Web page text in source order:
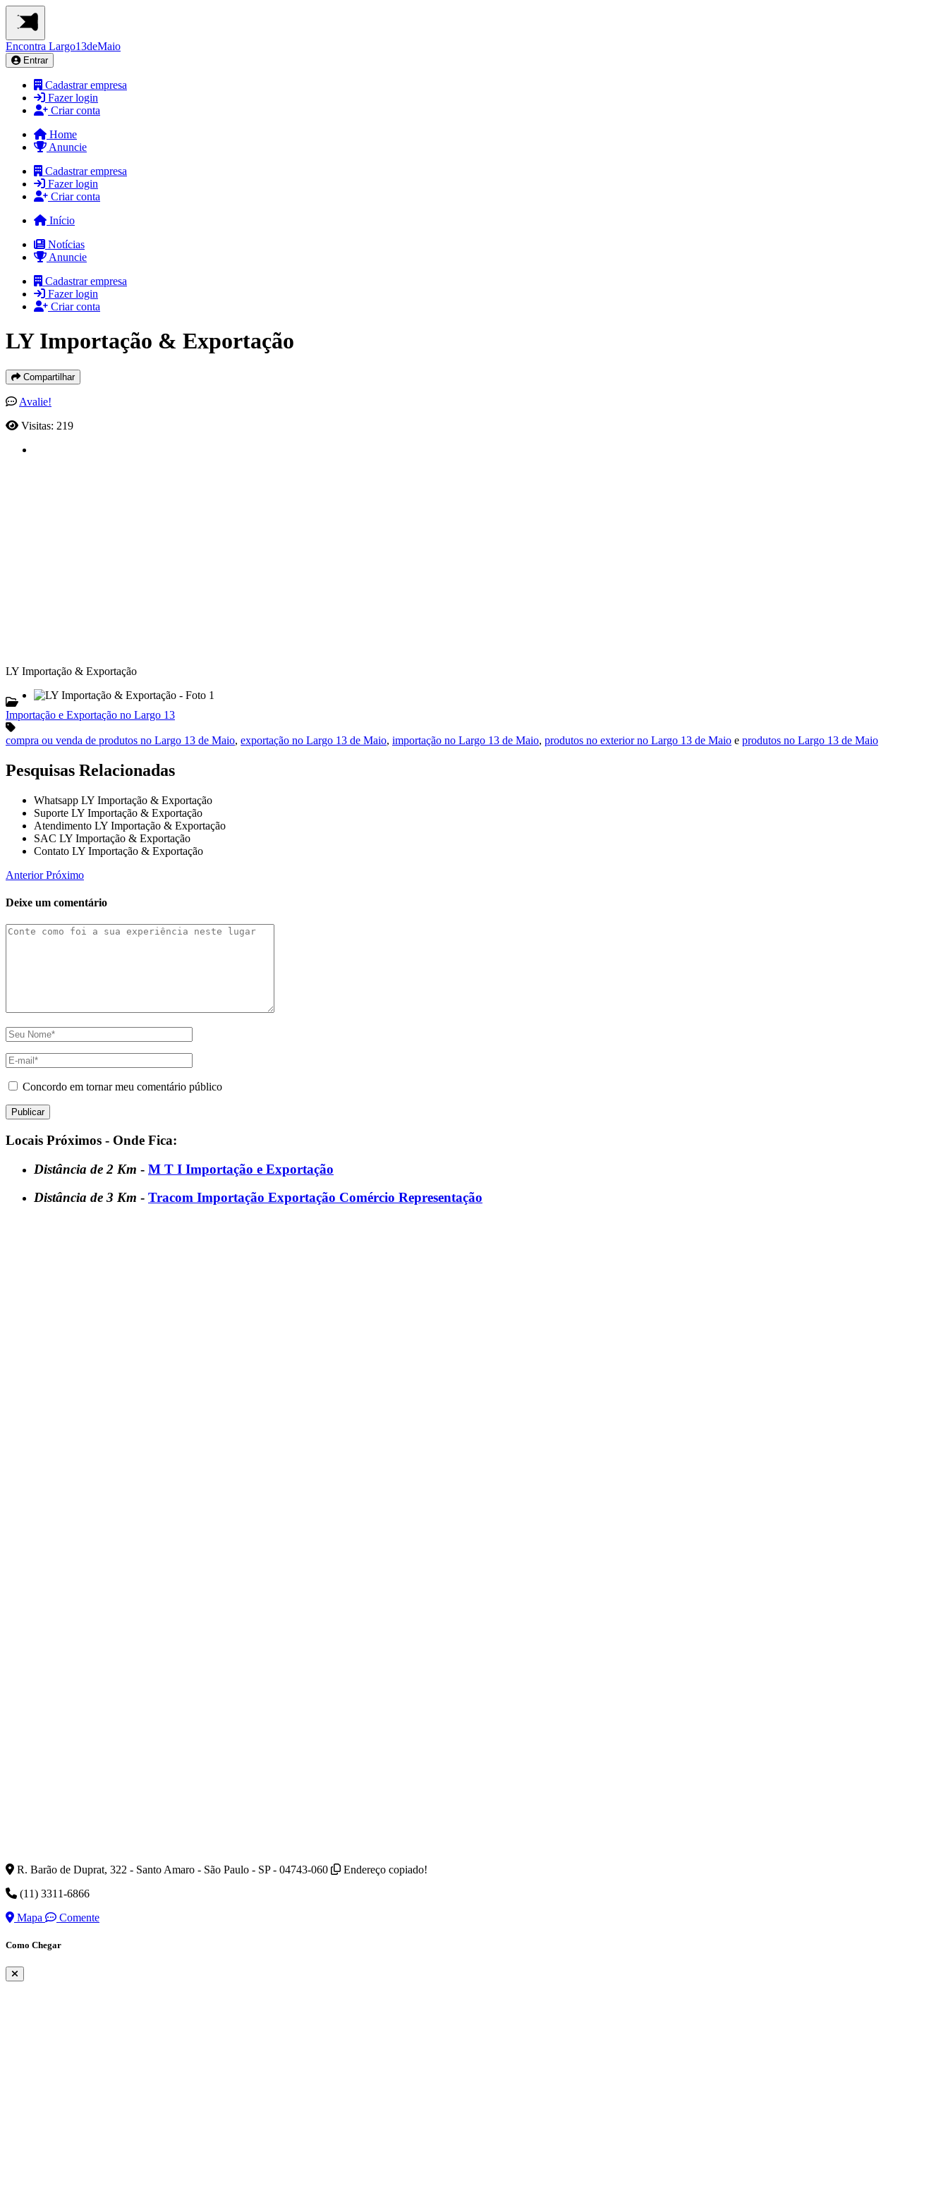
Encontra Largo13deMaio
Entrar
Cadastrar empresa
Fazer login
Criar conta
Home
Anuncie
Cadastrar empresa
Fazer login
Criar conta
Início
Notícias
Anuncie
Cadastrar empresa
Fazer login
Criar conta
LY Importação & Exportação
Compartilhar
Avalie!
Visitas: 219
LY Importação & Exportação
Importação e Exportação no Largo 13
compra ou venda de produtos no Largo 13 de Maio, exportação no Largo 13 de Maio, importação no Largo 13 de Maio, produtos no exterior no Largo 13 de Maio e produtos no Largo 13 de Maio
Pesquisas Relacionadas
Whatsapp LY Importação & Exportação
Suporte LY Importação & Exportação
Atendimento LY Importação & Exportação
SAC LY Importação & Exportação
Contato LY Importação & Exportação
AnteriorPróximo
Deixe um comentário
Concordo em tornar meu comentário público
Locais Próximos - Onde Fica:
Distância de 2 Km - M T I Importação e Exportação
Distância de 3 Km - Tracom Importação Exportação Comércio Representação
R. Barão de Duprat, 322 - Santo Amaro - São Paulo - SP - 04743-060
Endereço copiado!
(11) 3311-6866
Mapa
Comente
Como Chegar